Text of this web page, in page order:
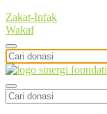
Zakat-Infak
Wakaf